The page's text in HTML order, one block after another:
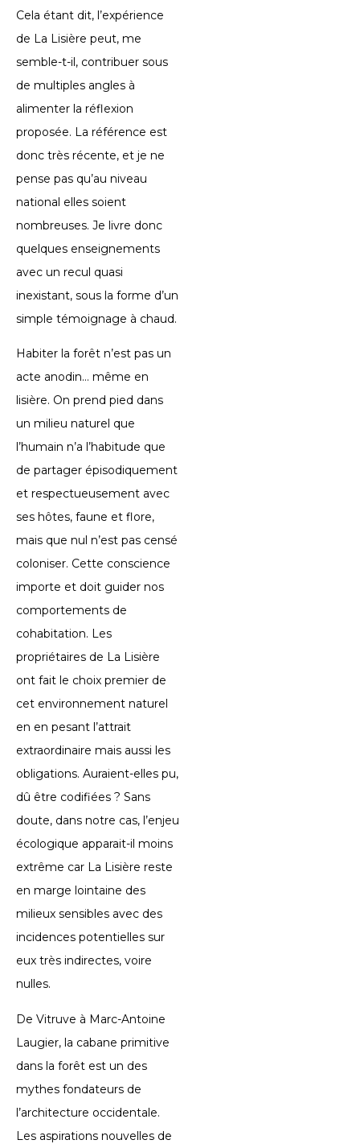
Cela étant dit, l’expérience
de La Lisière peut, me
semble-t-il, contribuer sous
de multiples angles à
alimenter la réflexion
proposée. La référence est
donc très récente, et je ne
pense pas qu’au niveau
national elles soient
nombreuses. Je livre donc
quelques enseignements
avec un recul quasi
inexistant, sous la forme d’un
simple témoignage à chaud.
Habiter la forêt n’est pas un
acte anodin… même en
lisière. On prend pied dans
un milieu naturel que
l’humain n’a l’habitude que
de partager épisodiquement
et respectueusement avec
ses hôtes, faune et flore,
mais que nul n’est pas censé
coloniser. Cette conscience
importe et doit guider nos
comportements de
cohabitation. Les
propriétaires de La Lisière
ont fait le choix premier de
cet environnement naturel
en en pesant l’attrait
extraordinaire mais aussi les
obligations. Auraient-elles pu,
dû être codifiées ? Sans
doute, dans notre cas, l’enjeu
écologique apparait-il moins
extrême car La Lisière reste
en marge lointaine des
milieux sensibles avec des
incidences potentielles sur
eux très indirectes, voire
nulles.
De Vitruve à Marc-Antoine
Laugier, la cabane primitive
dans la forêt est un des
mythes fondateurs de
l’architecture occidentale.
Les aspirations nouvelles de